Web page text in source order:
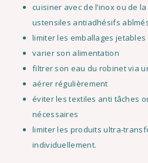
cuisiner avec de l’inox ou de
ustensiles antiadhésifs
limiter les emballages
varier son alimentation
filtrer son eau du robinet via
aérer régulièrement
éviter les textiles anti tâches
nécessaires
limiter les produits ultra-
individuellement.